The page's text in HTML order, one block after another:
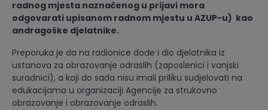
radnog mjesta naznačenog u prijavi mora
odgovarati upisanom radnom mjestu u AZUP-u) kao
andragoške djelatnike.
Preporuka je da na radionice dođe i dio djelatnika iz
ustanova za obrazovanje odraslih (zaposlenici i vanjski
suradnici), a koji do sada nisu imali priliku sudjelovati na
edukacijama u organizaciji Agencije za strukovno
obrazovanje i obrazovanje odraslih.